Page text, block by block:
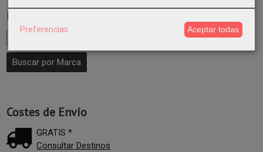
Marcas
Costes de Envío
GRATIS *
Consultar Destinos
Preferencias Aceptar todas